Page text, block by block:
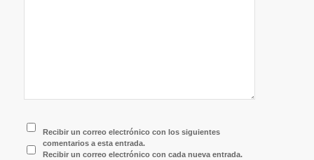
Recibir un correo electrónico con los siguientes
comentarios a esta entrada.
Recibir un correo electrónico con cada nueva entrada.